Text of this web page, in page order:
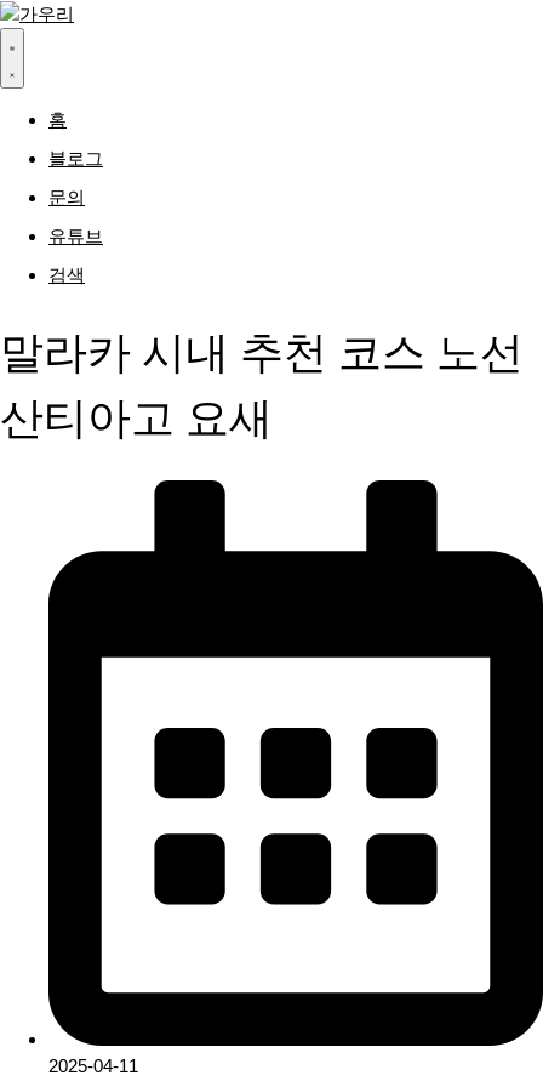
홈
블로그
문의
유튜브
검색
말라카 시내 추천 코스 노선
산티아고 요새
2025-04-11